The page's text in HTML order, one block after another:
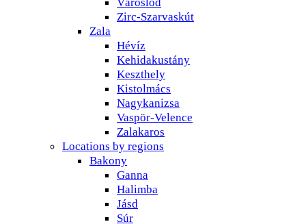
Zirc-Szarvaskút
Zala
Hévíz
Kehidakustány
Keszthely
Kistolmács
Nagykanizsa
Vaspör-Velence
Zalakaros
Locations by regions
Bakony
Ganna
Halimba
Jásd
Súr